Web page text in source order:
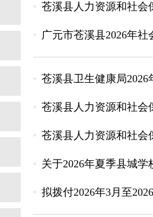
苍溪县人力资源和社会
广元市苍溪县2026年
苍溪县卫生健康局
苍溪县人力资源和社会
苍溪县人力资源和社会
关于2026年夏季县城
拟拨付2026年3月至